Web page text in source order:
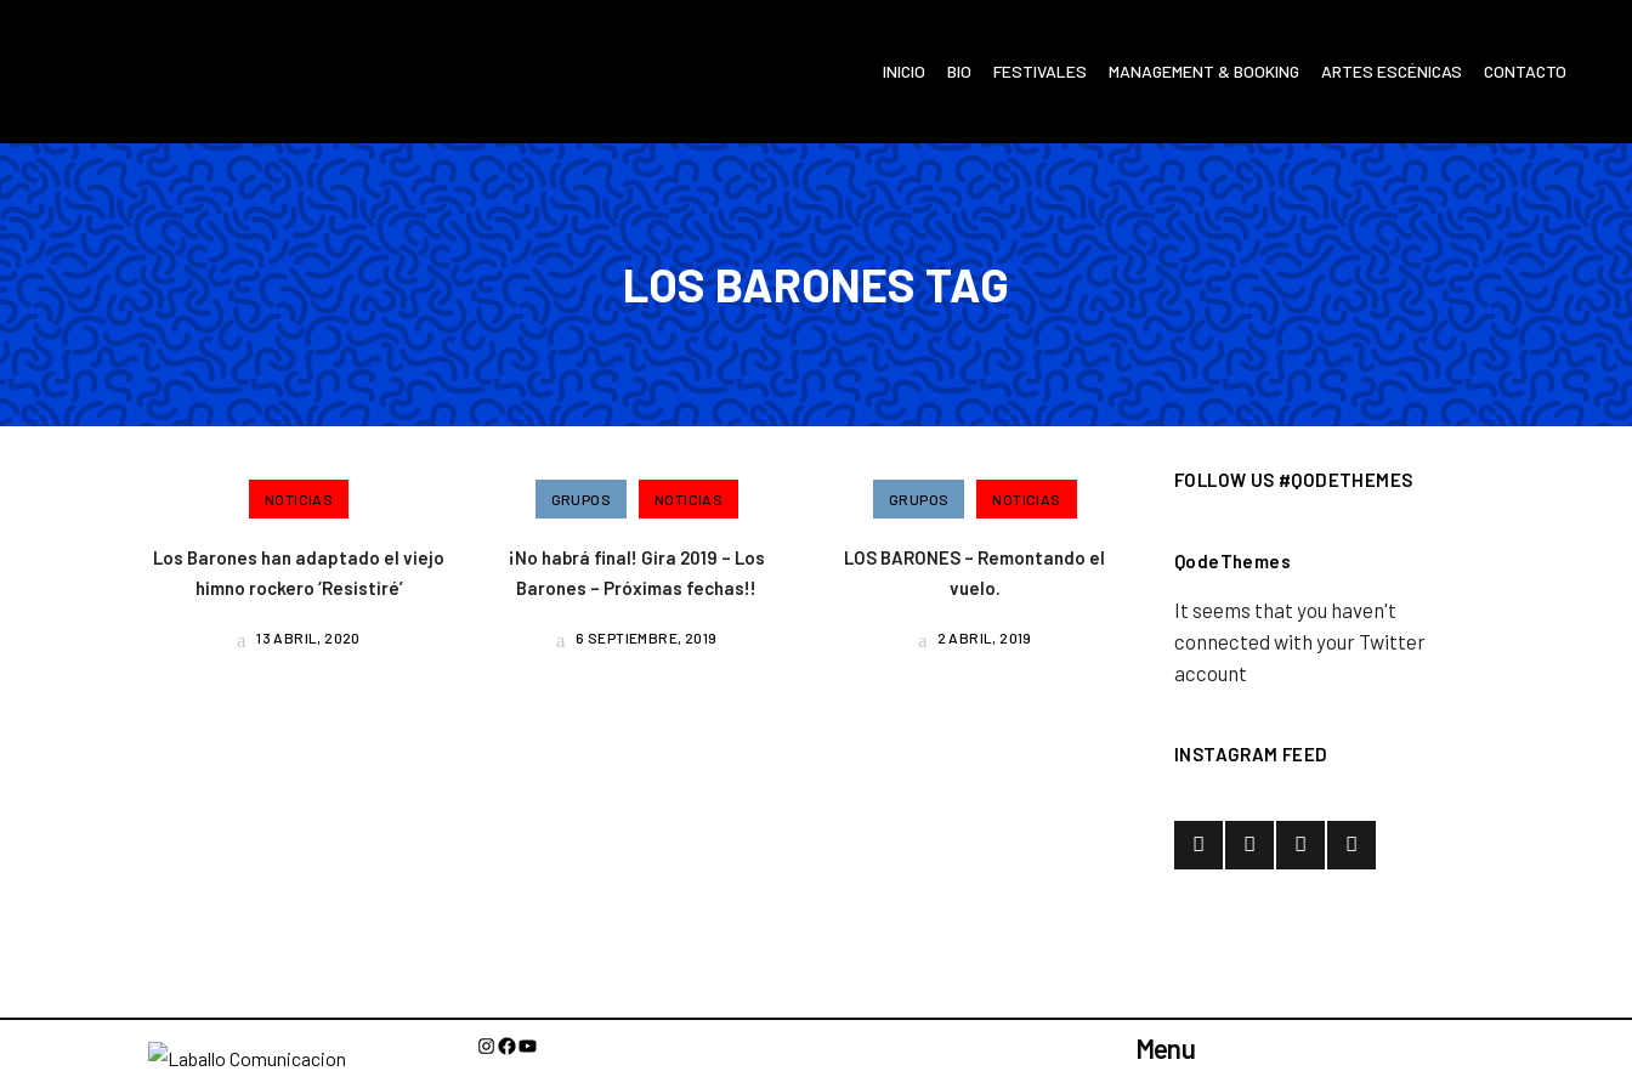
INICIO BIO FESTIVALES MANAGEMENT & BOOKING ARTES ESCÉNICAS CONTACTO
LOS BARONES TAG
NOTICIAS
Los Barones han adaptado el viejo
himno rockero ‘Resistiré’
13 ABRIL, 2020
GRUPOS NOTICIAS
¡No habrá final! Gira 2019 – Los
Barones – Próximas fechas!!
6 SEPTIEMBRE, 2019
GRUPOS NOTICIAS
LOS BARONES – Remontando el
vuelo.
2 ABRIL, 2019
FOLLOW US #QODETHEMES
QodeThemes
It seems that you haven't
connected with your Twitter
account
INSTAGRAM FEED
Instagram
Facebook
YouTube Menu